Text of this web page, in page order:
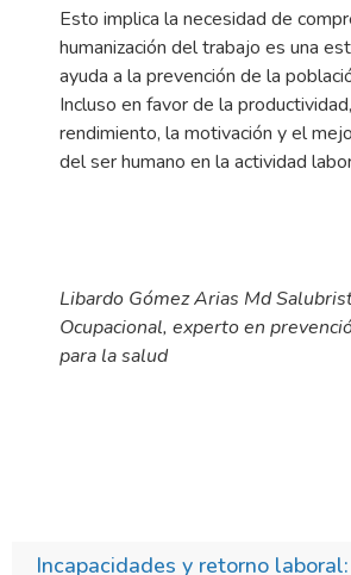
Esto implica la necesidad de
humanización del trabajo es una
ayuda a la prevención de la
Incluso en favor de la
rendimiento, la motivación y el
del ser humano en la actividad
Libardo Gómez Arias Md
Ocupacional, experto en
para la salud
Incapacidades y retorno